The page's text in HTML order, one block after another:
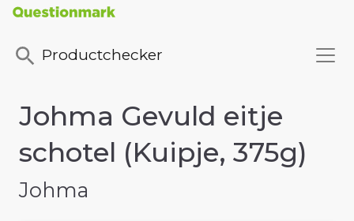
Productchecker
Johma Gevuld eitje
schotel (Kuipje, 375g)
Johma